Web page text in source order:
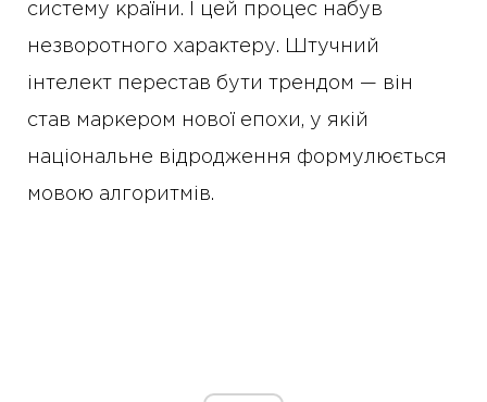
систему країни. І цей процес набув
незворотного характеру. Штучний
інтелект перестав бути трендом — він
став маркером нової епохи, у якій
національне відродження формулюється
мовою алгоритмів.